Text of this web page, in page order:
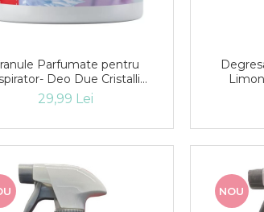
Parfumate pentru
Deo Due Cristalli
Talcato 500g
29,99 Lei
NOU